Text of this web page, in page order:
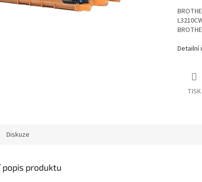
Detailní
TISK
Diskuze
popis produktu